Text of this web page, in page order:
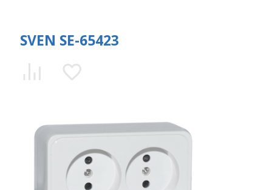
SVEN SE-65423